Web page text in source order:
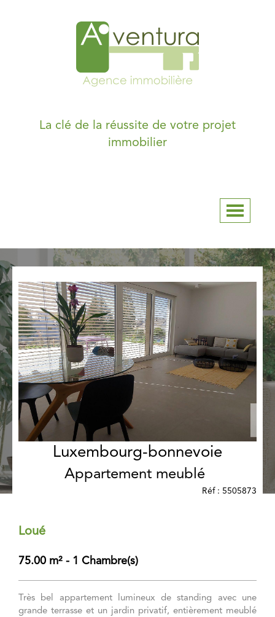
La clé de la réussite de votre projet
immobilier
Luxembourg-bonnevoie
Appartement meublé
Réf : 5505873
Loué
75.00 m² - 1 Chambre(s)
Très bel appartement lumineux de standing avec une
grande terrasse et un jardin privatif, entièrement meublé